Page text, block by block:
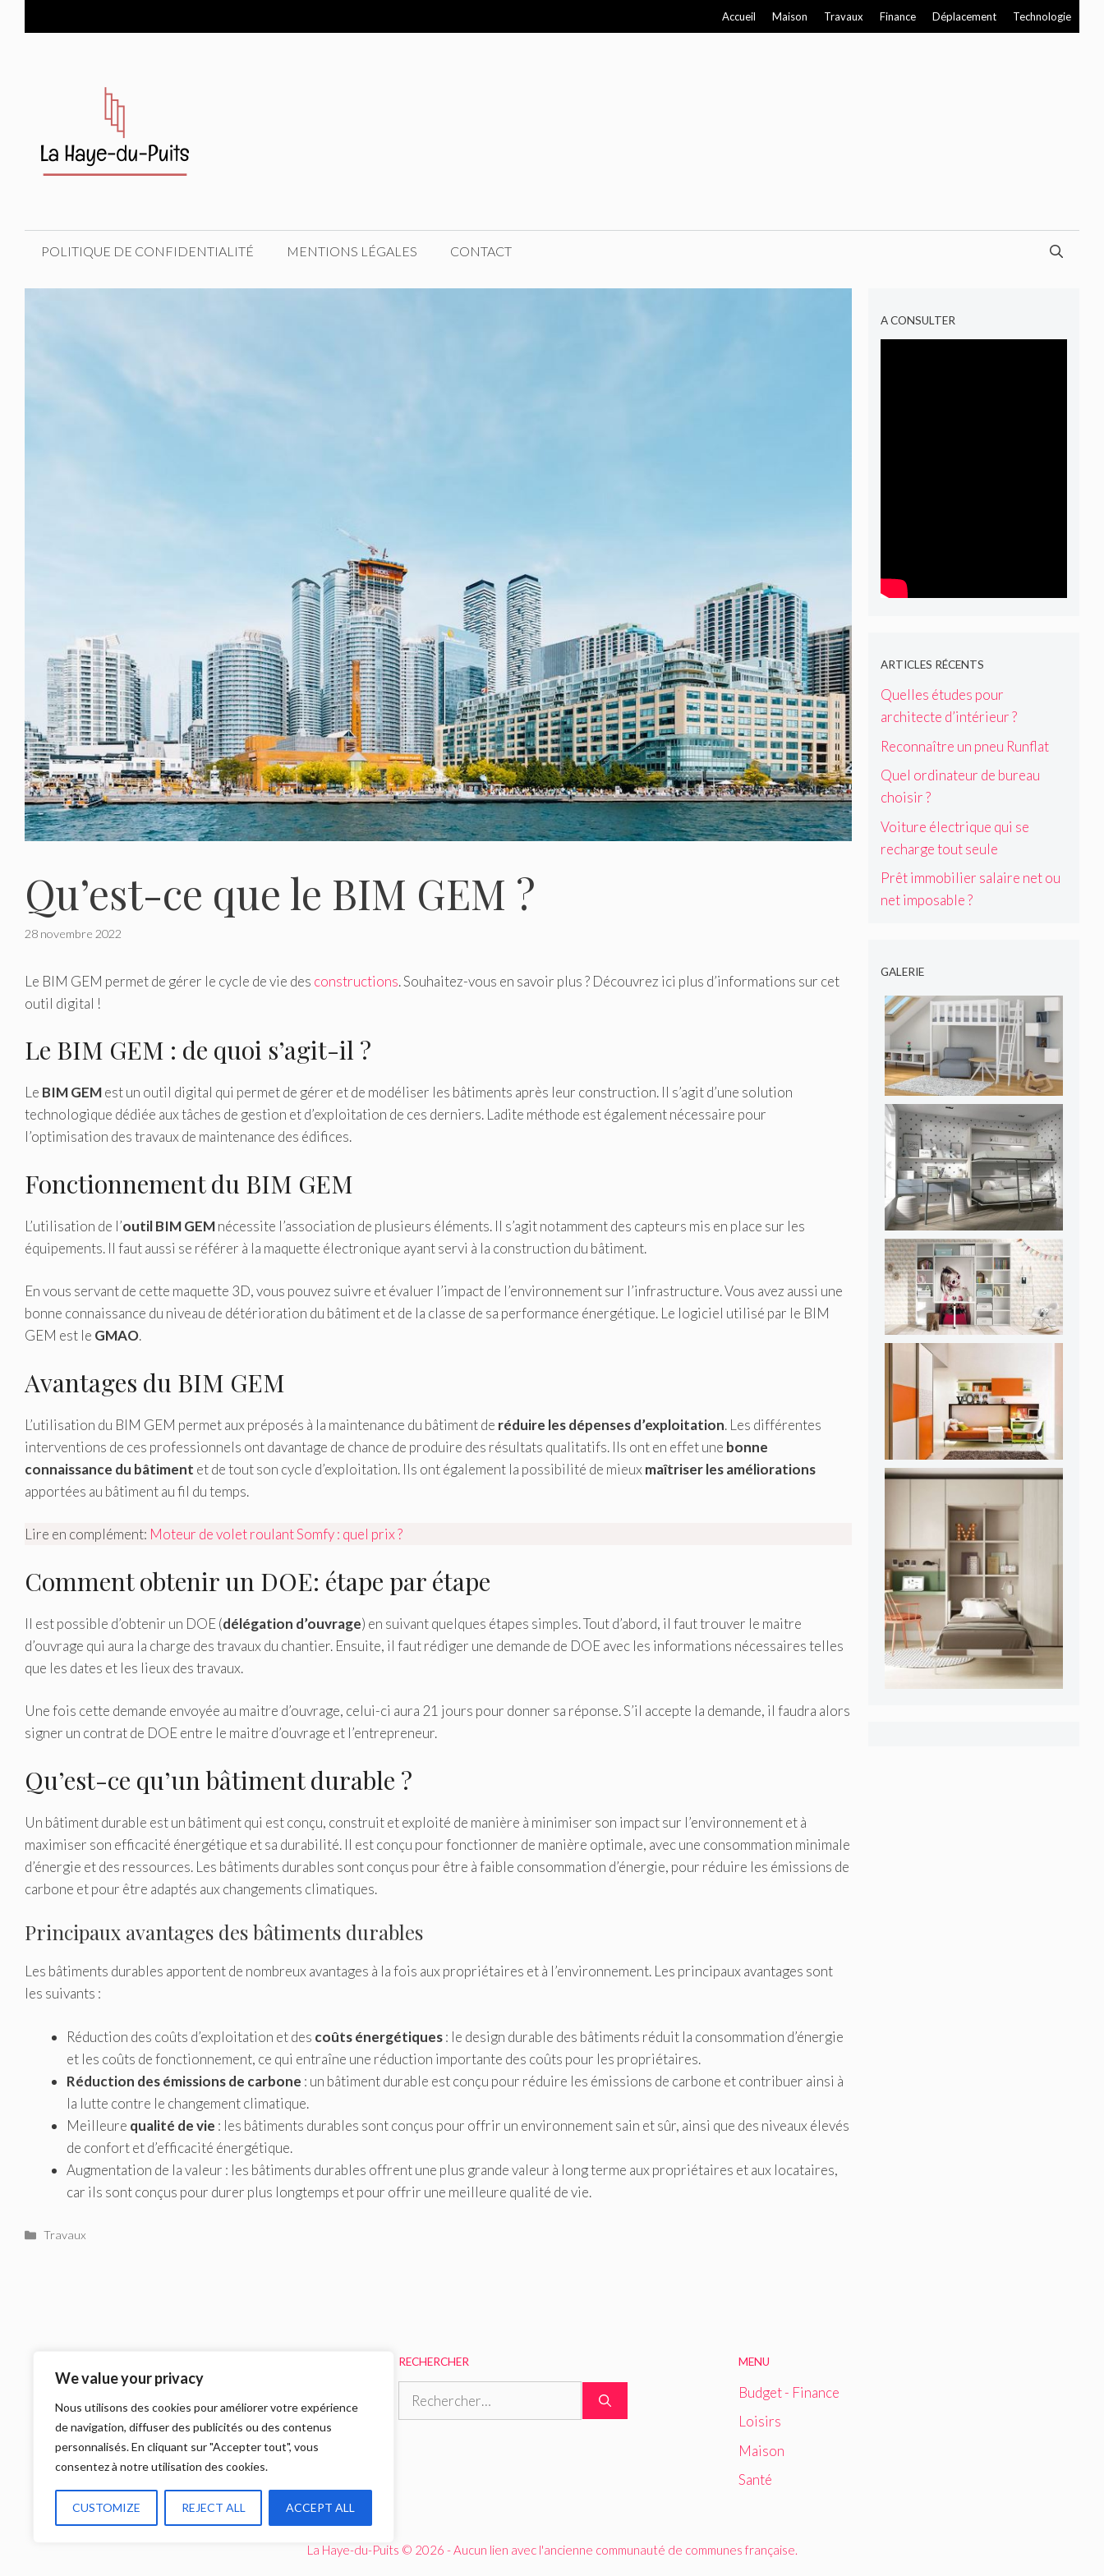
We value your privacy
Nous utilisons des cookies pour améliorer votre expérience
de navigation, diffuser des publicités ou des contenus
personnalisés. En cliquant sur "Accepter tout", vous
consentez à notre utilisation des cookies.
CUSTOMIZE REJECT ALL ACCEPT ALL
au
Accueil Maison Travaux Finance Déplacement Technologie
POLITIQUE DE CONFIDENTIALITÉ MENTIONS LÉGALES CONTACT
Qu’est-ce que le BIM GEM ?
28 novembre 2022
Le BIM GEM permet de gérer le cycle de vie des constructions. Souhaitez-vous en savoir plus ? Découvrez ici plus d’informations sur cet
outil digital !
Le BIM GEM : de quoi s’agit-il ?
Le BIM GEMest un outil digital qui permet de gérer et de modéliser les bâtiments après leur construction. Il s’agit d’une solution
technologique dédiée aux tâches de gestion et d’exploitation de ces derniers. Ladite méthode est également nécessaire pour
l’optimisation des travaux de maintenance des édifices.
Fonctionnement du BIM GEM
L’utilisation de l’outil BIM GEMnécessite l’association de plusieurs éléments. Il s’agit notamment des capteurs mis en place sur les
équipements. Il faut aussi se référer à la maquette électronique ayant servi à la construction du bâtiment.
En vous servant de cette maquette 3D, vous pouvez suivre et évaluer l’impact de l’environnement sur l’infrastructure. Vous avez aussi une
bonne connaissance du niveau de détérioration du bâtiment et de la classe de sa performance énergétique. Le logiciel utilisé par le BIM
GEM est le GMAO.
Avantages du BIM GEM
L’utilisation du BIM GEM permet aux préposés à la maintenance du bâtiment de réduire les dépenses d’exploitation. Les différentes
interventions de ces professionnels ont davantage de chance de produire des résultats qualitatifs. Ils ont en effet une bonne
connaissance du bâtiment et de tout son cycle d’exploitation. Ils ont également la possibilité de mieux maîtriser les améliorations
apportées au bâtiment au fil du temps.
Lire en complément: Moteur de volet roulant Somfy : quel prix ?
Comment obtenir un DOE: étape par étape
Il est possible d’obtenir un DOE (délégation d’ouvrage) en suivant quelques étapes simples. Tout d’abord, il faut trouver le maitre
d’ouvrage qui aura la charge des travaux du chantier. Ensuite, il faut rédiger une demande de DOE avec les informations nécessaires telles
que les dates et les lieux des travaux.
Une fois cette demande envoyée au maitre d’ouvrage, celui-ci aura 21 jours pour donner sa réponse. S’il accepte la demande, il faudra alors
signer un contrat de DOE entre le maitre d’ouvrage et l’entrepreneur.
Qu’est-ce qu’un bâtiment durable ?
Un bâtiment durable est un bâtiment qui est conçu, construit et exploité de manière à minimiser son impact sur l’environnement et à
maximiser son efficacité énergétique et sa durabilité. Il est conçu pour fonctionner de manière optimale, avec une consommation minimale
d’énergie et des ressources. Les bâtiments durables sont conçus pour être à faible consommation d’énergie, pour réduire les émissions de
carbone et pour être adaptés aux changements climatiques.
Principaux avantages des bâtiments durables
Les bâtiments durables apportent de nombreux avantages à la fois aux propriétaires et à l’environnement. Les principaux avantages sont
les suivants :
Réduction des coûts d’exploitation et des coûts énergétiques: le design durable des bâtiments réduit la consommation d’énergie
et les coûts de fonctionnement, ce qui entraîne une réduction importante des coûts pour les propriétaires.
Réduction des émissions de carbone : un bâtiment durable est conçu pour réduire les émissions de carbone et contribuer ainsi à
la lutte contre le changement climatique.
Meilleure qualité de vie : les bâtiments durables sont conçus pour offrir un environnement sain et sûr, ainsi que des niveaux élevés
de confort et d’efficacité énergétique.
Augmentation de la valeur : les bâtiments durables offrent une plus grande valeur à long terme aux propriétaires et aux locataires,
car ils sont conçus pour durer plus longtemps et pour offrir une meilleure qualité de vie.
Catégories
Travaux
A CONSULTER
ARTICLES RÉCENTS
Quelles études pour
architecte d’intérieur ?
Reconnaître un pneu Runflat
Quel ordinateur de bureau
choisir ?
Voiture électrique qui se
recharge tout seule
Prêt immobilier salaire net ou
net imposable ?
GALERIE
RECHERCHER
Rechercher :
MENU
Budget - Finance
Loisirs
Maison
Santé
La Haye-du-Puits © 2026 - Aucun lien avec l'ancienne communauté de communes française.